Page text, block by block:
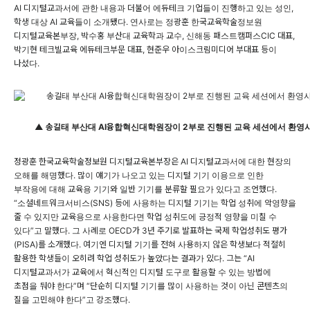
AI 디지털교과서에 관한 내용과 더불어 에듀테크 기업들이 진행하고 있는 성인,
학생 대상 AI 교육들이 소개됐다. 연사로는 정광훈 한국교육학술정보원
디지털교육본부장, 박수홍 부산대 교육학과 교수, 신해동 패스트캠퍼스CIC 대표,
박기현 테크빌교육 에듀테크부문 대표, 현준우 아이스크림미디어 부대표 등이
나섰다.
▲ 송길태 부산대 AI융합혁신대학원장이 2부로 진행된 교육 세션에서 환영
정광훈 한국교육학술정보원 디지털교육본부장은 AI 디지털교과서에 대한 현장의
오해를 해명했다. 많이 얘기가 나오고 있는 디지털 기기 이용으로 인한
부작용에 대해 교육용 기기와 일반 기기를 분류할 필요가 있다고 조언했다.
“소셜네트워크서비스(SNS) 등에 사용하는 디지털 기기는 학업 성취에 악영향을
줄 수 있지만 교육용으로 사용한다면 학업 성취도에 긍정적 영향을 미칠 수
있다”고 말했다. 그 사례로 OECD가 3년 주기로 발표하는 국제 학업성취도 평가
(PISA)를 소개했다. 여기엔 디지털 기기를 전혀 사용하지 않은 학생보다 적절히
활용한 학생들이 오히려 학업 성취도가 높았다는 결과가 있다. 그는 “AI
디지털교과서가 교육에서 혁신적인 디지털 도구로 활용할 수 있는 방법에
초점을 둬야 한다”며 “단순히 디지털 기기를 많이 사용하는 것이 아닌 콘텐츠의
질을 고민해야 한다”고 강조했다.